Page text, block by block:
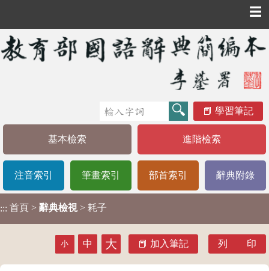
☰
學習筆記
基本檢索 進階檢索
注音索引 筆畫索引 部首索引 辭典附錄
::: 首頁 > 辭典檢視 > 耗子
小 中 大 加入筆記 列 印